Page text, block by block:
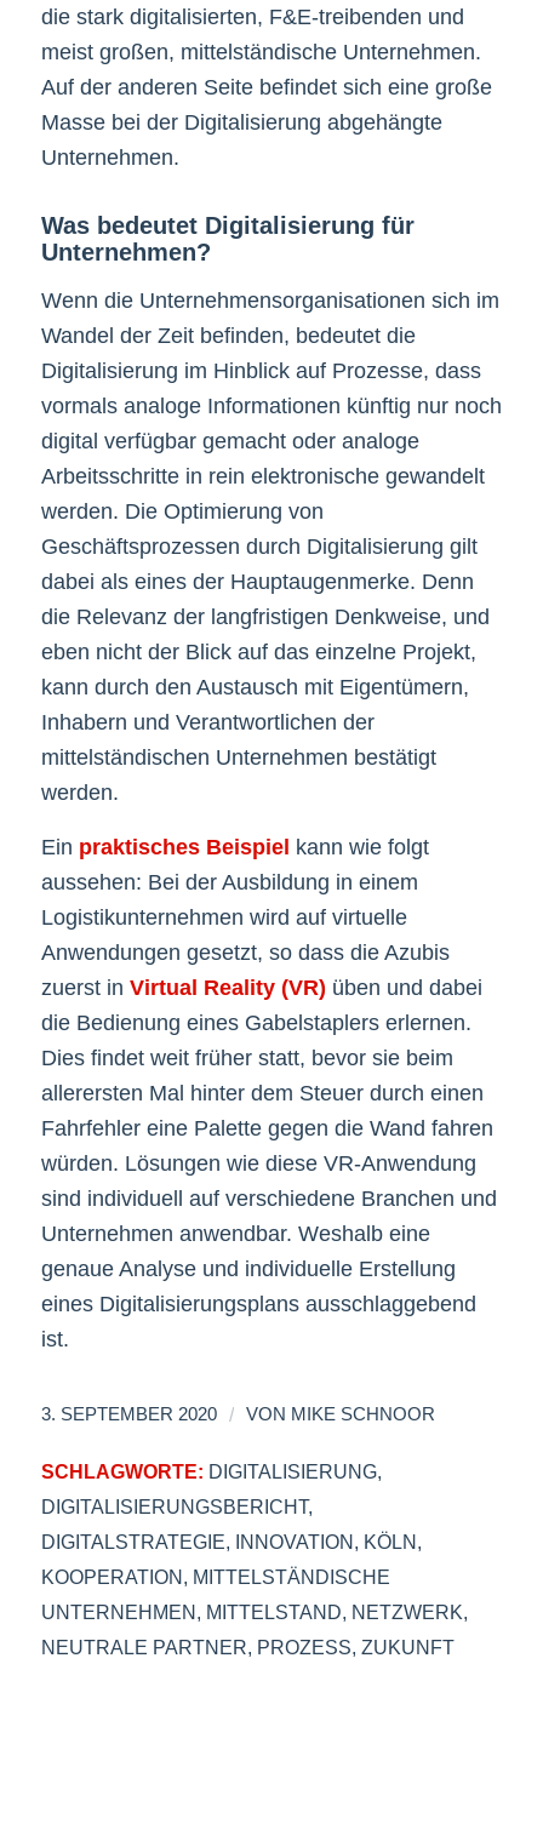
die stark digitalisierten, F&E-treibenden und
meist großen, mittelständische Unternehmen.
Auf der anderen Seite befindet sich eine große
Masse bei der Digitalisierung abgehängte
Unternehmen.
Was bedeutet Digitalisierung für
Unternehmen?
Wenn die Unternehmensorganisationen sich im
Wandel der Zeit befinden, bedeutet die
Digitalisierung im Hinblick auf Prozesse, dass
vormals analoge Informationen künftig nur noch
digital verfügbar gemacht oder analoge
Arbeitsschritte in rein elektronische gewandelt
werden. Die Optimierung von
Geschäftsprozessen durch Digitalisierung gilt
dabei als eines der Hauptaugenmerke. Denn
die Relevanz der langfristigen Denkweise, und
eben nicht der Blick auf das einzelne Projekt,
kann durch den Austausch mit Eigentümern,
Inhabern und Verantwortlichen der
mittelständischen Unternehmen bestätigt
werden.
Ein praktisches Beispiel kann wie folgt
aussehen: Bei der Ausbildung in einem
Logistikunternehmen wird auf virtuelle
Anwendungen gesetzt, so dass die Azubis
zuerst in Virtual Reality (VR) üben und dabei
die Bedienung eines Gabelstaplers erlernen.
Dies findet weit früher statt, bevor sie beim
allerersten Mal hinter dem Steuer durch einen
Fahrfehler eine Palette gegen die Wand fahren
würden. Lösungen wie diese VR-Anwendung
sind individuell auf verschiedene Branchen und
Unternehmen anwendbar. Weshalb eine
genaue Analyse und individuelle Erstellung
eines Digitalisierungsplans ausschlaggebend
ist.
3. SEPTEMBER 2020 / VON MIKE SCHNOOR
SCHLAGWORTE: DIGITALISIERUNG,
DIGITALISIERUNGSBERICHT,
DIGITALSTRATEGIE, INNOVATION, KÖLN,
KOOPERATION, MITTELSTÄNDISCHE
UNTERNEHMEN, MITTELSTAND, NETZWERK,
NEUTRALE PARTNER, PROZESS, ZUKUNFT